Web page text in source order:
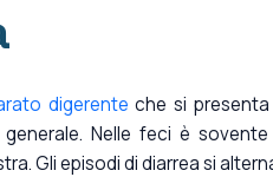
digerente che si
Nelle feci è
Gli episodi di diarrea si